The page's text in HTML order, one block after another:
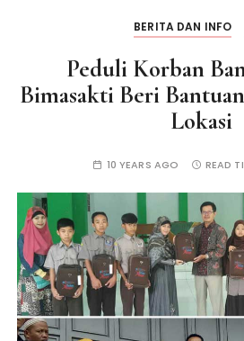
BERITA DAN INFO
Peduli Korban
Bimasakti Beri
Lokasi
10 YEARS AGO READ